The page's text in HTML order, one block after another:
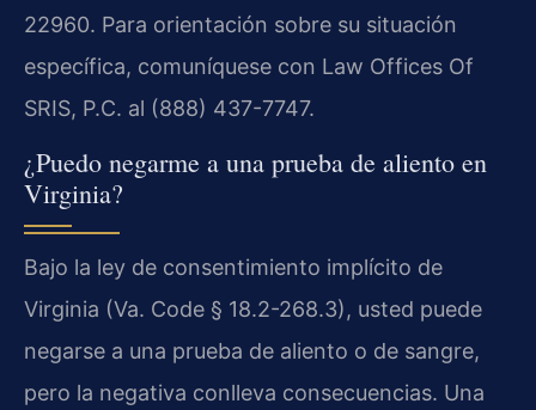
22960. Para orientación sobre su situación
específica, comuníquese con Law Offices Of
SRIS, P.C. al (888) 437-7747.
¿Puedo negarme a una prueba de aliento en
Virginia?
Bajo la ley de consentimiento implícito de
Virginia (Va. Code § 18.2-268.3), usted puede
negarse a una prueba de aliento o de sangre,
pero la negativa conlleva consecuencias. Una